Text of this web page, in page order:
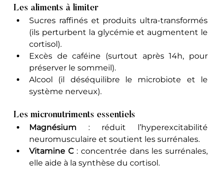
Les aliments à limiter
Sucres raffinés et produits ultra-transformés
(ils perturbent la glycémie et augmentent le
cortisol).
Excès de caféine (surtout après 14h, pour
préserver le sommeil).
Alcool (il déséquilibre le microbiote et le
système nerveux).
Les micronutriments essentiels
Magnésium : réduit l’hyperexcitabilité
neuromusculaire et soutient les surrénales.
Vitamine C : concentrée dans les surrénales,
elle aide à la synthèse du cortisol.